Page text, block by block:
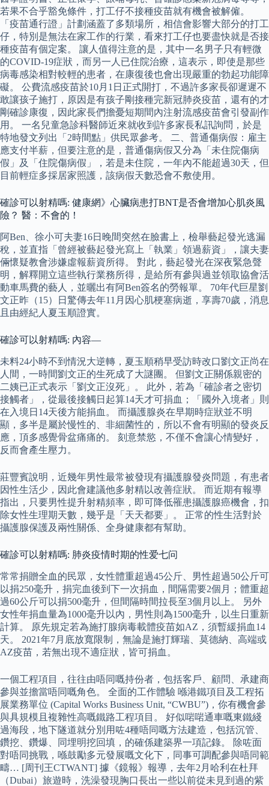
若果不合乎豁免條件，打工仔不接種疫苗就有機會被解僱。
「疫苗通行證」計劃涵蓋了多類場所，相信會影響大部分的打工
仔，特別是無法在家工作的行業，看來打工仔也要盡快就是否接
種疫苗有個定案。 讓人值得注意的是，其中一名男子只有輕微
的COVID-19症狀，而另一人已住院治療，這表示，即使是那些
病毒感染相對較輕的患者，在康復後也會出現嚴重的勃起功能障
礙。 公費流感疫苗於10月1日正式開打，不過許多家長卻遲遲不
敢讓孩子施打，原因是有孩子剛接種完新冠肺炎疫苗，還有的才
剛確診康復，因此家長們擔憂短期間內注射流感疫苗會引發副作
用。 一名兒童急診科醫師近來就收到許多家長私訊詢問，於是
特地發文列出「2時間點」供民眾參考。 二、普通傷病假：雇主
應支付半薪，但要注意的是，普通傷病假又分為「未住院傷病
假」及「住院傷病假」，若是未住院，一年內不能超過30天，但
目前輕症多採居家照護，該病假天數恐會不敷使用。
確診可以射精嗎: 健康網》心臟病患打BNT是否會增加心肌炎風
險？ 醫：不會的！
阿Ben、徐小可夫妻16日晚間突然在臉書上，檢舉藝起發光逃漏
稅，並直指「曾經被藝起發光寫上「執業」領過薪資」，讓夫妻
倆懷疑教會涉嫌虛報薪資所得。 對此，藝起發光在深夜緊急聲
明，解釋開立這些執行業務所得，是給所有參與過並領取協會活
動車馬費的藝人，並曬出有阿Ben簽名的勞報單。 70年代巨星劉
文正昨（15）日驚傳去年11月因心肌梗塞病逝，享壽70歲，消息
且由經紀人夏玉順證實。
確診可以射精嗎: 內容—
未料24小時不到情況大逆轉，夏玉順稍早受訪時改口劉文正尚在
人間，一時間劉文正的生死成了大謎團。 但劉文正關係親密的
二姨已正式表示「劉文正沒死」。 此外，若為「確診者之密切
接觸者」，從最後接觸日起算14天才可捐血；「國外入境者」則
在入境日14天後方能捐血。 而攝護腺炎在早期時症狀並不明
顯，多半是屬於慢性的、非細菌性的，所以不會有明顯的發炎反
應，頂多感覺骨盆痛痛的。 刻意禁慾，不僅不會讓心情變好，
反而會產生壓力。
莊豐賓說明，近幾年男性最常被發現有攝護腺發炎問題，有患者
因性生活少，因此會建議他多射精以改善症狀。 而近期有報導
指出，只要男性提升射精頻率，即可降低罹患攝護腺癌機會，扣
除女性生理期天數，幾乎是「天天都要」。 正常的性生活對於
攝護腺保護及兩性關係、全身健康都有幫助。
確診可以射精嗎: 肺炎疫情时期的性爱七问
常常捐贈全血的民眾，女性體重超過45公斤、男性超過50公斤可
以捐250毫升，捐完血後到下一次捐血，間隔需要2個月；體重超
過60公斤可以捐500毫升，但間隔時間拉長至3個月以上。 另外
女性年捐血量為1000毫升以內，男性則為1500毫升，以生日重新
計算。 原先規定若為施打腺病毒載體疫苗如AZ，須暫緩捐血14
天。 2021年7月底放寬限制，無論是施打輝瑞、莫德納、高端或
AZ疫苗，若無出現不適症狀，皆可捐血。
一個工程項目，往往由唔同嘅持份者，包括客戶、顧問、承建商
參與並擔當唔同嘅角色。 全面的工作體驗 喺港鐵項目及工程拓
展業務單位 (Capital Works Business Unit, “CWBU”)，你有機會參
與具規模且複雜性高嘅鐵路工程項目。 好似啱啱通車嘅東鐵綫
過海段，地下隧道就分別用咗4種唔同嘅方法建造，包括沉管、
鑽挖、鑽爆、同埋明挖回填，的確係建築界一項記錄。 除咗面
對唔同挑戰，喺鼓勵多元發展嘅文化下，同事可調配參與唔同範
疇… [周刊王CTWANT] 據《鏡報》報導，去年2月哈利在杜拜
（Dubai）旅遊時，洗澡發現胸口長出一些以前從未見到過的紫